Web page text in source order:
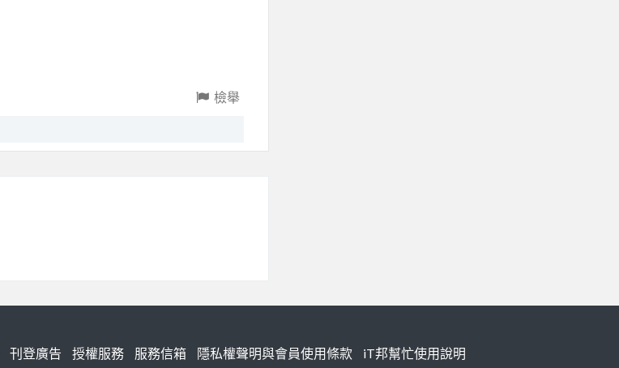
檢舉
刊登廣告 授權服務 服務信箱 隱私權聲明與會員使用條款 iT邦幫忙使用說明